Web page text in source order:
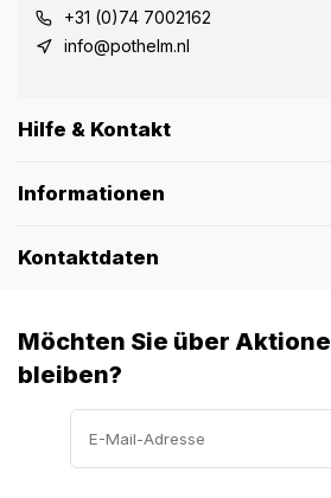
+31 (0)74 7002162
info@pothelm.nl
Hilfe & Kontakt
Informationen
Kontaktdaten
Möchten Sie über
bleiben?